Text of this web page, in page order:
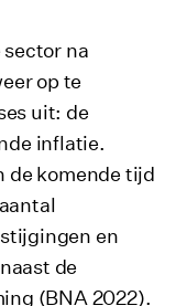
na
op te
uit: de
inflatie.
komende tijd
en
de
(BNA 2022).